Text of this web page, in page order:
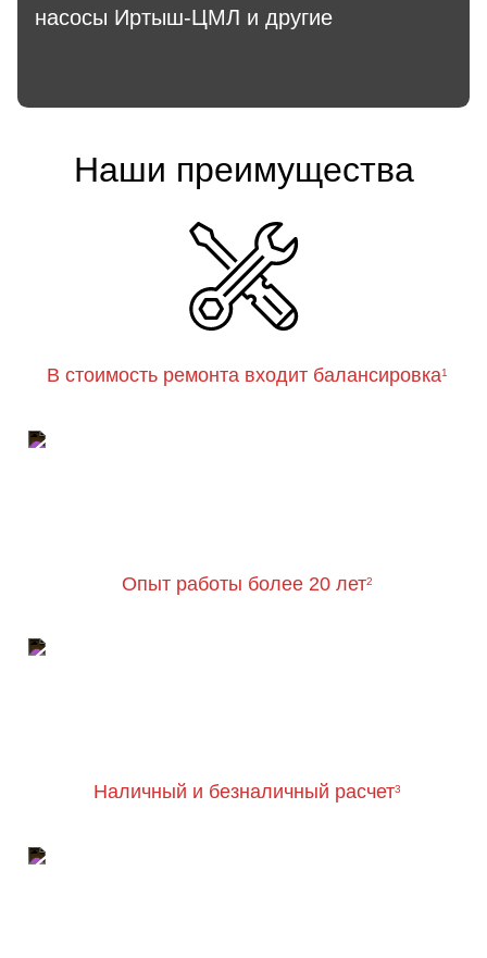
насосы Иртыш-ЦМЛ и другие
Наши преимущества
В стоимость ремонта входит балансировка1
Опыт работы более 20 лет2
Наличный и безналичный расчет3